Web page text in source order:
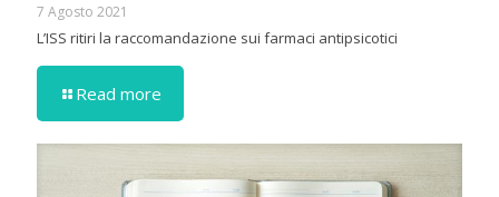
7 Agosto 2021
L’ISS ritiri la raccomandazione sui farmaci antipsicotici
Read more